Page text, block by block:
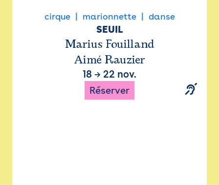
cirque marionnette danse
SEUIL
Marius Fouilland
Aimé Rauzier
18 → 22 nov.
Réserver